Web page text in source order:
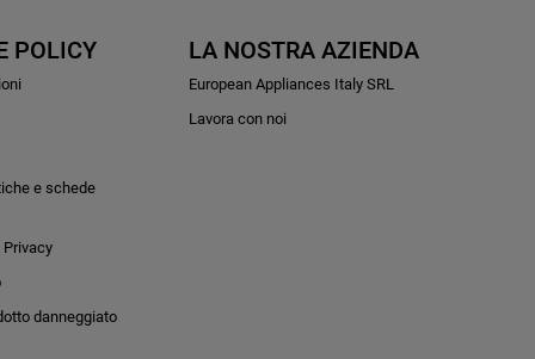
POLICY
e schede
danneggiato
LA NOSTRA AZIENDA
European Appliances Italy SRL
Lavora con noi